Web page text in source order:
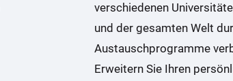
verschiedenen
und der gesamten Welt
Austauschprogramme
Erweitern Sie Ihren